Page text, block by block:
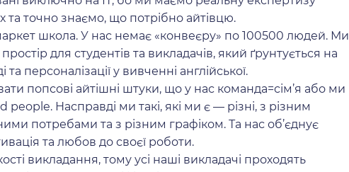
та точно знаємо, що потрібно айтівцю.
школа. У нас немає «конвеєру» по 100500 людей. Ми
для студентів та викладачів, який ґрунтується на
та персоналізації у вивченні англійської.
попсові айтішні штуки, що у нас команда=сім’я або ми
Насправді ми такі, які ми є — різні, з різним
потребами та з різним графіком. Та нас об’єднує
та любов до своєї роботи.
викладання, тому усі наші викладачі проходять